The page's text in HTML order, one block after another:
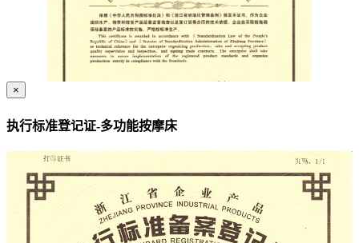
×
执行标准登记证-多功能按摩床